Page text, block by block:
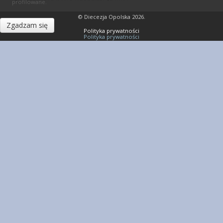
© Diecezja Opolska 2026.
Polityka prywatności
profilowane.
Zgadzam się
Polityka prywatności